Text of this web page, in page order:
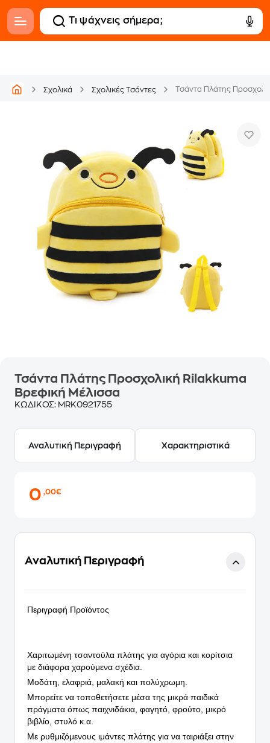
Σχολικά Σχολικές Τσάντες Τσάντα Πλάτης
Τσάντα Πλάτης Προσχολική Rilakkuma
Βρεφική Μέλισσα
ΚΩΔΙΚΟΣ: MRK0921755
Αναλυτική Περιγραφή Χαρακτηριστικά
0,00€
Αναλυτική Περιγραφή
Περιγραφή Προϊόντος
Χαριτωμένη τσαντούλα πλάτης για αγόρια και κορίτσια
με διάφορα χαρούμενα σχέδια.
Μοδάτη, ελαφριά, μαλακή και πολύχρωμη.
Μπορείτε να τοποθετήσετε μέσα της μικρά παιδικά
πράγματα όπως παιχνιδάκια, φαγητό, φρούτο, μικρό
βιβλίο, στυλό κ.α.
Με ρυθμιζόμενους ιμάντες πλάτης για να ταιριάξει στην